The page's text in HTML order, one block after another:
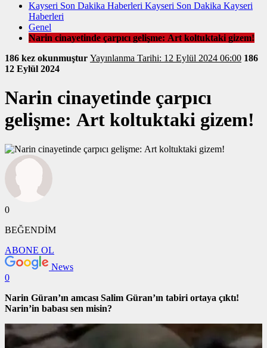
Kayseri Son Dakika Haberleri Kayseri Son Dakika Kayseri
Haberleri
Genel
Narin cinayetinde çarpıcı gelişme: Art koltuktaki gizem!
186 kez okunmuştur
Yayınlanma Tarihi: 12 Eylül 2024 06:00 186
12 Eylül 2024
Narin cinayetinde çarpıcı
gelişme: Art koltuktaki gizem!
0
BEĞENDİM
ABONE OL
News
0
Narin Güran’ın amcası Salim Güran’ın tabiri ortaya çıktı!
Narin’in babası sen misin?